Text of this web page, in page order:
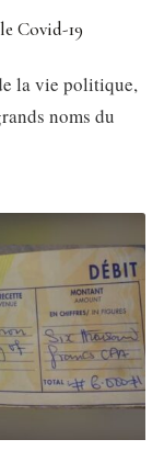
Covid-19
la vie politique,
noms du